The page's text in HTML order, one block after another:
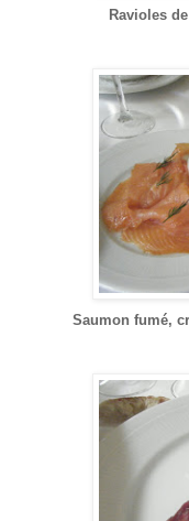
Ravioles
Saumon fumé,